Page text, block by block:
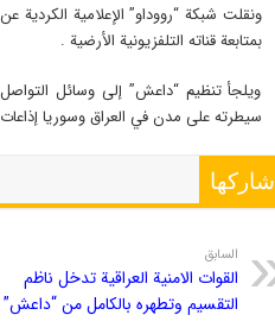
ونقلت شبكة “رووداو” الإعلامية
بمتابعة قناته التلفزيونية الأرضية .
ويلجأ تنظيم “داعش” إلى وسائل التواصل
سيطرته على مدن في العراق وسوريا
شاركها
السابق
القوات الامنية العراقية تدخل ناظم
التقسيم وتطهره بالكامل من “داعش”